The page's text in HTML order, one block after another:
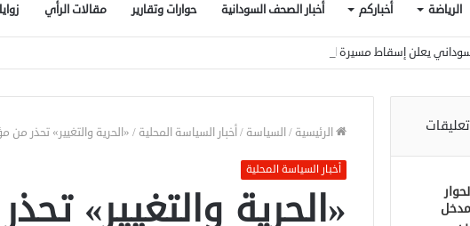
الرياضة أخباركم أخبار الصحف السودانية حوارات وتقارير مقالات الرأي
يعلن إسقاط مسيرة استهدفت الدلنج ومقتل 5 مدنيين في هجوم جنوبي الأبيض
الرئيسية /السياسة /أخبار السياسة المحلية / «الحرية والتغيير» تحذر
أخبار السياسة المحلية
«الحرية والتغيير»
تعليقات